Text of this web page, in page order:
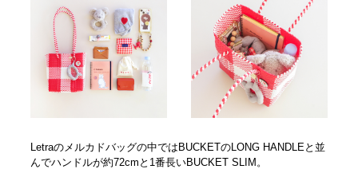
Letraのメルカドバッグの中ではBUCKETのLONG HANDLEと並
んでハンドルが約72cmと1番長いBUCKET SLIM。